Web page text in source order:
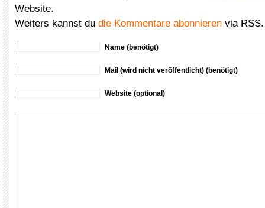
Website.
Weiters kannst du die Kommentare abonnieren via RSS.
Name (benötigt)
Mail (wird nicht veröffentlicht) (benötigt)
Website (optional)